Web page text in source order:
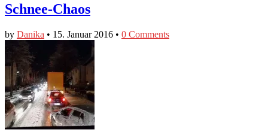
Schnee-Chaos
by Danika • 15. Januar 2016 • 0 Comments